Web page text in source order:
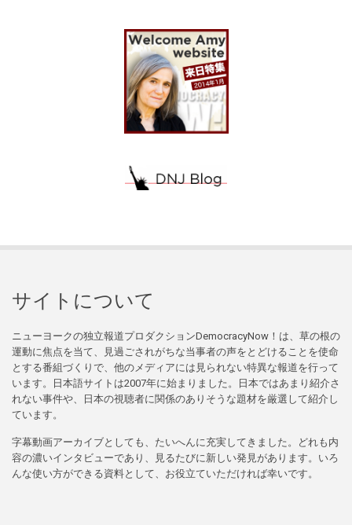
サイトについて
ニューヨークの独立報道プロダクションDemocracyNow！は、草の根の
運動に焦点を当て、見過ごされがちな当事者の声をとどけることを使命
とする番組づくりで、他のメディアには見られない特異な報道を行って
います。日本語サイトは2007年に始まりました。日本ではあまり紹介さ
れない事件や、日本の視聴者に関係のありそうな題材を厳選して紹介し
ています。
字幕動画アーカイブとしても、たいへんに充実してきました。どれも内
容の濃いインタビューであり、見るたびに新しい発見があります。いろ
んな使い方ができる資料として、お役立ていただければ幸いです。